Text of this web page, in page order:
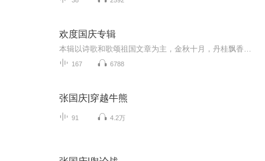
欢度国庆专辑
167 6788
张国庆|穿越牛熊
91 4.2万